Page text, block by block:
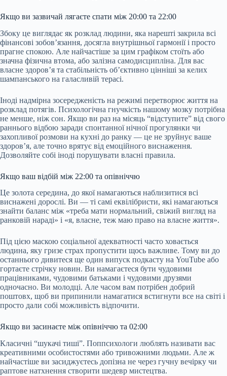
Якщо ви зазвичай лягаєте спати між 20:00 та 22:00
Збоку це виглядає як розклад людини, яка нарешті закрила всі
фінансові зобов’язання, досягла внутрішньої гармонії і просто
прагне спокою. Але найчастіше за цим графіком стоїть або
значна фізична втома, або залізна самодисципліна. Для вас
власне здоров’я та стабільність об’єктивно цінніші за келих
шампанського на галасливій терасі.
Іноді надмірна зосередженість на режимі перетворює життя на
розклад потягів. Психологічна гнучкість нашому мозку потрібна
не менше, ніж сон. Якщо ви раз на місяць “відступите” від свого
раннього відбою заради спонтанної нічної прогулянки чи
захопливої розмови на кухні до ранку — це не зруйнує ваше
здоров’я, але точно врятує від емоційного виснаження.
Дозволяйте собі іноді порушувати власні правила.
Якщо ваш відбій між 22:00 та опівніччю
Це золота середина, до якої намагаються наблизитися всі
виснажені дорослі. Ви — ті самі еквілібристи, які намагаються
знайти баланс між «треба мати нормальний, свіжий вигляд на
ранковій нараді» і «я, власне, теж маю право на власне життя».
Під цією маскою соціальної адекватності часто ховається
людина, яку гризе страх пропустити щось важливе. Тому ви до
останнього дивитеся ще один випуск подкасту на YouTube або
гортаєте стрічку новин. Ви намагаєтеся бути чудовими
працівниками, чудовими батьками і чудовими друзями
одночасно. Ви молодці. Але часом вам потрібен добрий
поштовх, щоб ви припинили намагатися встигнути все на світі і
просто дали собі можливість відпочити.
Якщо ви засинаєте між опівніччю та 02:00
Класичні “шукачі тиші”. Поппсихологи люблять називати вас
креативними особистостями або тривожними людьми. Але ж
найчастіше ви засиджуєтесь допізна не через гучну вечірку чи
раптове натхнення створити шедевр мистецтва.